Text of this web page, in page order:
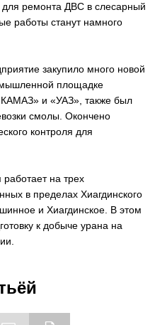
для ремонта ДВС в слесарный
работы станут намного
закупило много новой
площадке
и «УАЗ», также был
смолы. Окончено
контроля для
на трех
в пределах Хиагдинского
и Хиагдинское. В этом
к добыче урана на